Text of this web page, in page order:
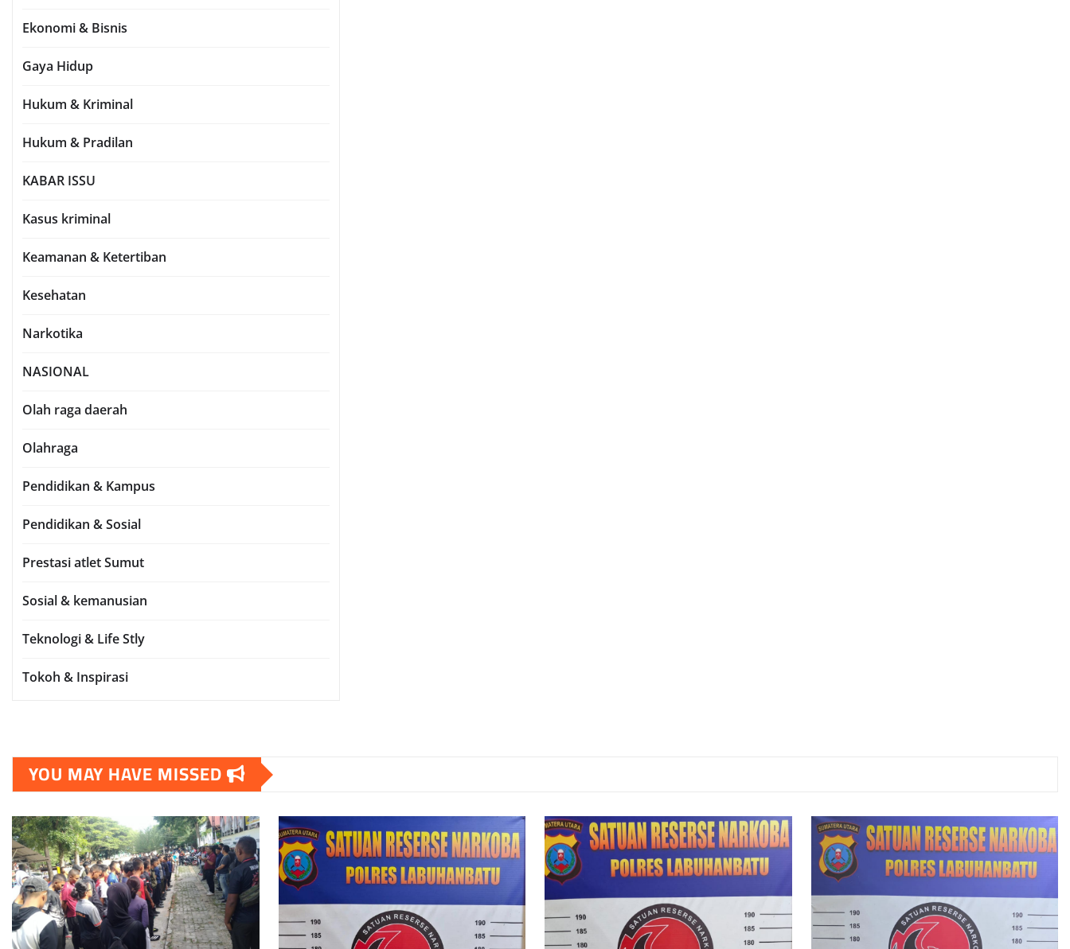
Ekonomi & Bisnis
Gaya Hidup
Hukum & Kriminal
Hukum & Pradilan
KABAR ISSU
Kasus kriminal
Keamanan & Ketertiban
Kesehatan
Narkotika
NASIONAL
Olah raga daerah
Olahraga
Pendidikan & Kampus
Pendidikan & Sosial
Prestasi atlet Sumut
Sosial & kemanusian
Teknologi & Life Stly
Tokoh & Inspirasi
YOU MAY HAVE MISSED